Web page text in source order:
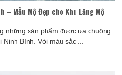
– Mẫu Mộ Đẹp cho Khu Lăng Mộ
những sản phẩm được ưa chuộng
Bình. Với màu sắc ...